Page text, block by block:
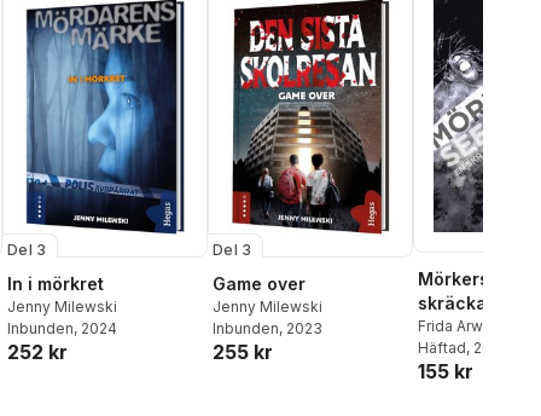
Del 3
In i mörkret
Jenny Milewski
Inbunden, 2024
252 kr
Del 3
Game over
Jenny Milewski
Inbunden, 2023
255 kr
Frida Arwen
Elisabeth
Centerwall
Häftad, 2014
155 kr